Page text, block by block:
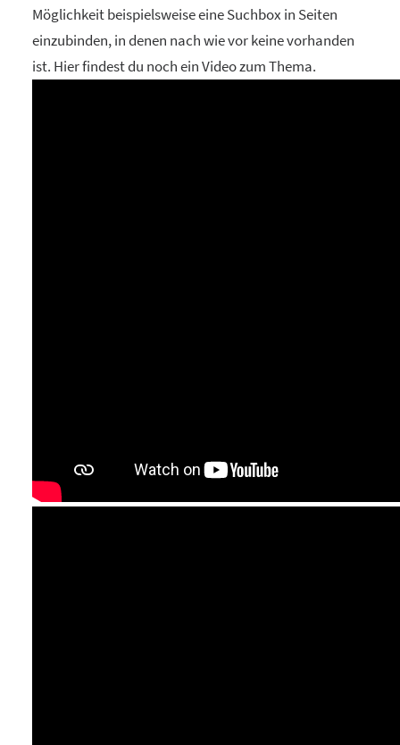
Möglichkeit beispielsweise eine Suchbox in Seiten
einzubinden, in denen nach wie vor keine vorhanden
ist. Hier findest du noch ein Video zum Thema.